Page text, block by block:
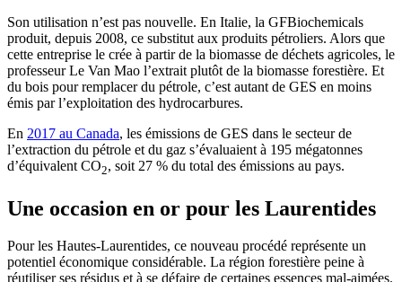
Son utilisation n’est pas nouvelle. En Italie, la GFBiochemicals
produit, depuis 2008, ce substitut aux produits pétroliers. Alors que
cette entreprise le crée à partir de la biomasse de déchets agricoles, le
professeur Le Van Mao l’extrait plutôt de la biomasse forestière. Et
du bois pour remplacer du pétrole, c’est autant de GES en moins
émis par l’exploitation des hydrocarbures.
En 2017 au Canada, les émissions de GES dans le secteur de
l’extraction du pétrole et du gaz s’évaluaient à 195 mégatonnes
d’équivalent CO2, soit 27 % du total des émissions au pays.
Une occasion en or pour les Laurentides
Pour les Hautes-Laurentides, ce nouveau procédé représente un
potentiel économique considérable. La région forestière peine à
réutiliser ses résidus et à se défaire de certaines essences mal-aimées.